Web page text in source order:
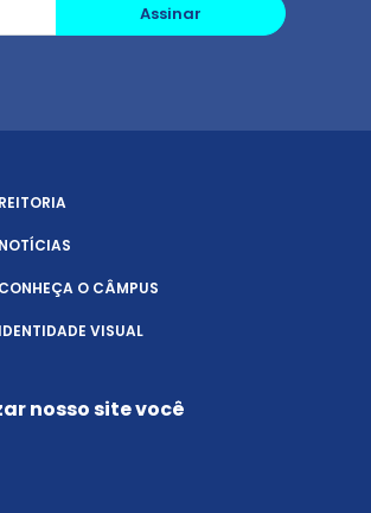
Assinar
REITORIA
NOTÍCIAS
CONHEÇA O CÂMPUS
IDENTIDADE VISUAL
nosso site você